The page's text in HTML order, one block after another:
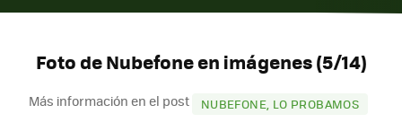
Foto de Nubefone en imágenes (5/14)
Más información en el post NUBEFONE, LO PROBAMOS